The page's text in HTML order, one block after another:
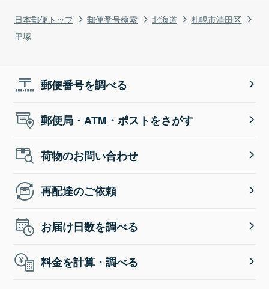
日本郵便トップ 郵便番号検索 北海道
札幌市清田区
里塚
郵便番号を調べる
郵便局・ATM・ポストをさがす
荷物のお問い合わせ
再配達のご依頼
お届け日数を調べる
料金を計算・調べる